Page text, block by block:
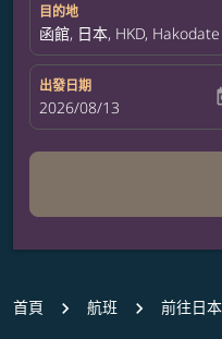
目的地
函館, 日本, HKD,
出發日期
fc-booking-departure-
2026/08/13
首頁 航班 前往日本